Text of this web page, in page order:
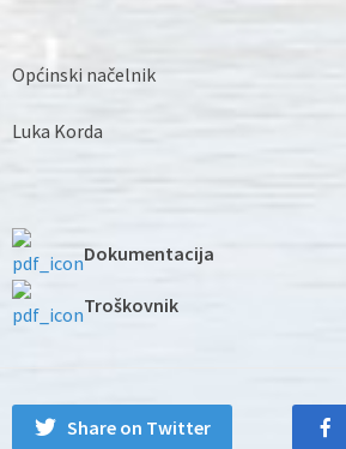
Općinski načelnik
Luka Korda
Dokumentacija
Troškovnik
Share on Twitter